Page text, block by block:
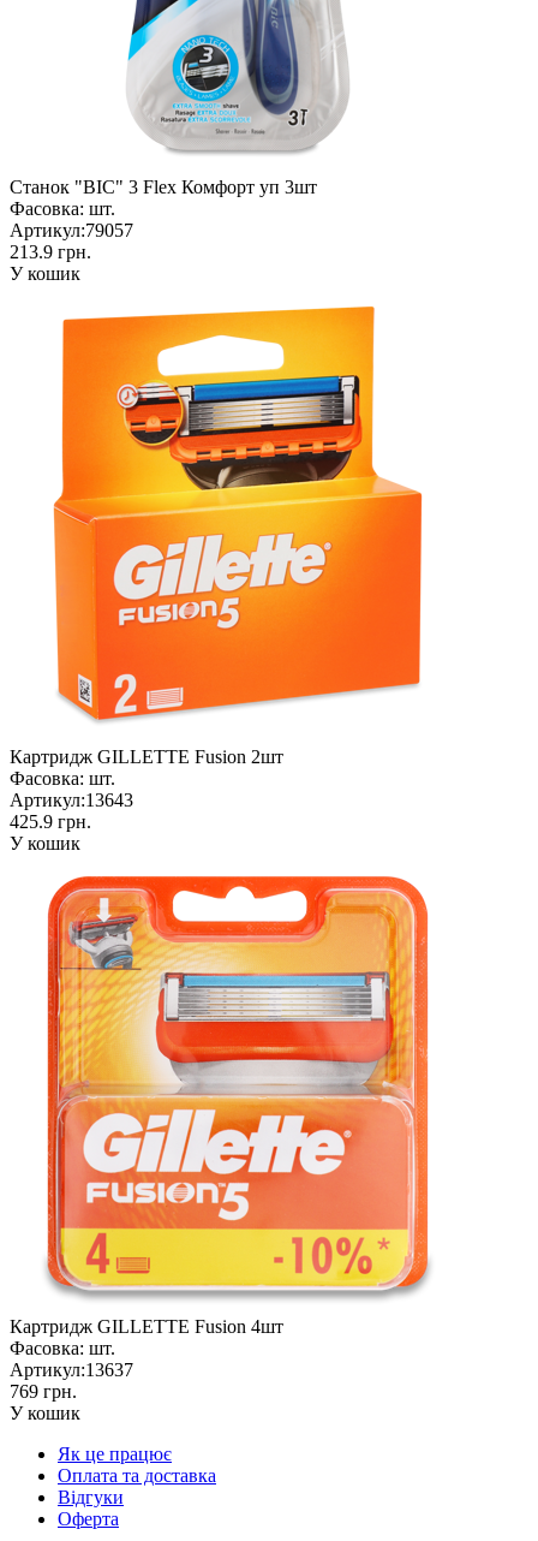
Станок "BIC" 3 Flex Комфорт уп 3шт
Фасовка: шт.
Артикул:79057
213.9 грн.
У кошик
Картридж GILLETTE Fusion 2шт
Фасовка: шт.
Артикул:13643
425.9 грн.
У кошик
Картридж GILLETTE Fusion 4шт
Фасовка: шт.
Артикул:13637
769 грн.
У кошик
Як це працює
Оплата та доставка
Відгуки
Оферта